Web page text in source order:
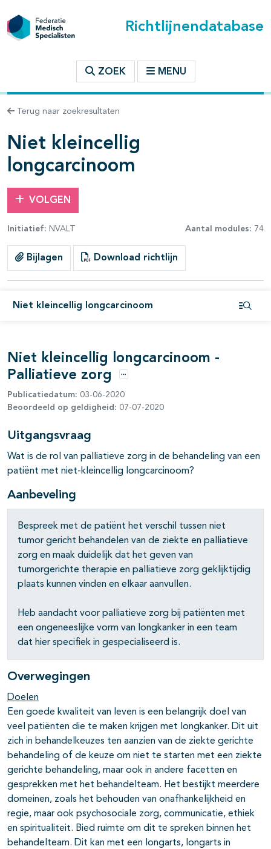
Richtlijnendatabase
ZOEK MENU
Terug naar zoekresultaten
Niet kleincellig
longcarcinoom
VOLGEN
Initiatief: NVALT Aantal modules: 74
Bijlagen Download richtlijn
Niet kleincellig longcarcinoom
binnen deze richtlijn
open- en dichtklappen
open- en dichtklappen
open- en dichtklappen
open- en dichtklappen
open- en dichtklappen
open- en dichtklappen
Niet kleincellig longcarcinoom -
Palliatieve zorg
Opties
Publicatiedatum: 03-06-2020
Beoordeeld op geldigheid: 07-07-2020
Uitgangsvraag
Wat is de rol van palliatieve zorg in de behandeling van een
patiënt met niet-kleincellig longcarcinoom?
Aanbeveling
Bespreek met de patiënt het verschil tussen niet
tumor gericht behandelen van de ziekte en palliatieve
zorg en maak duidelijk dat het geven van
tumorgerichte therapie en palliatieve zorg geklijktijdig
plaats kunnen vinden en elkaar aanvullen.
Heb aandacht voor palliatieve zorg bij patiënten met
een ongeneeslijke vorm van longkanker in een team
dat hier specifiek in gespecialiseerd is.
Overwegingen
Doelen
Een goede kwaliteit van leven is een belangrijk doel van
veel patiënten die te maken krijgen met longkanker. Dit uit
zich in behandelkeuzes ten aanzien van de ziekte gerichte
behandeling of de keuze om niet te starten met een ziekte
gerichte behandeling, maar ook in andere facetten en
gesprekken met het behandelteam. Het bestijkt meerdere
domeinen, zoals het behouden van onafhankelijkheid en
regie, maar ook psychosociale zorg, communicatie, ethiek
en spiritualiteit. Bied ruimte om dit te spreken binnen het
behandelteam. Dit kan met een longarts, longarts in